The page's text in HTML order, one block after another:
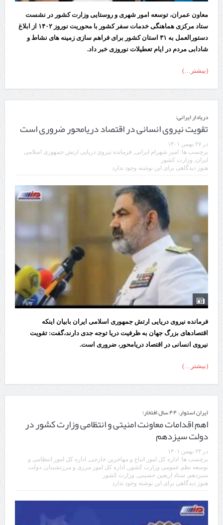
معاون عمران، توسعه امور شهری و روستایی وزارت کشور در نشست
ستاد مرکزی هماهنگی خدمات سفر کشور با محوریت نوروز ۱۴۰۲ از ابلاغ
دستورالعمل به ۳۱ استان کشور برای فراهم سازی زمینه های نشاط و
شادابی مردم در ایام تعطیلات نوروزی خبر داد.
(بیشتر…)
دریادار ایرانی:
تقویت نیروی انسانی در اقتصاد دریامحور ضروری است
در ۲۷ بهمن ۱۴۰۱
برچسب ها: امیر شهرام ایرانی فرمانده نیروی دریایی ارتش جمهوری اسلامی
ایران وزارت کشور
هنوز دیدگاهی برای این نوشته وجود ندارد
فرمانده نیروی دریایی ارتش جمهوری اسلامی ایران بابیان اینکه
اقتصادهای بزرگ جهان به ظرفیت دریا توجه جدی دارند،گفت: تقویت
نیروی انسانی در اقتصاد دریا‌محور، ضروری است.
(بیشتر…)
ایران استوار، ۴۴ سال افتخار؛
اهم اقدامات معاونت امنیتی و انتظامی وزارت کشور در
دولت سیزدهم
در ۲۳ بهمن ۱۴۰۱
برچسب ها: اداره کل امور اتباع و مهاجرین خارجی اداره کل امور انتظامی و
توسعه نظم عمومی وزارت کشور
اداره کل امور مرزی و مرزنشینان دولت
سیزدهم
ستاد اربعین حسینی وزارت کشور
هنوز دیدگاهی برای این نوشته وجود ندارد